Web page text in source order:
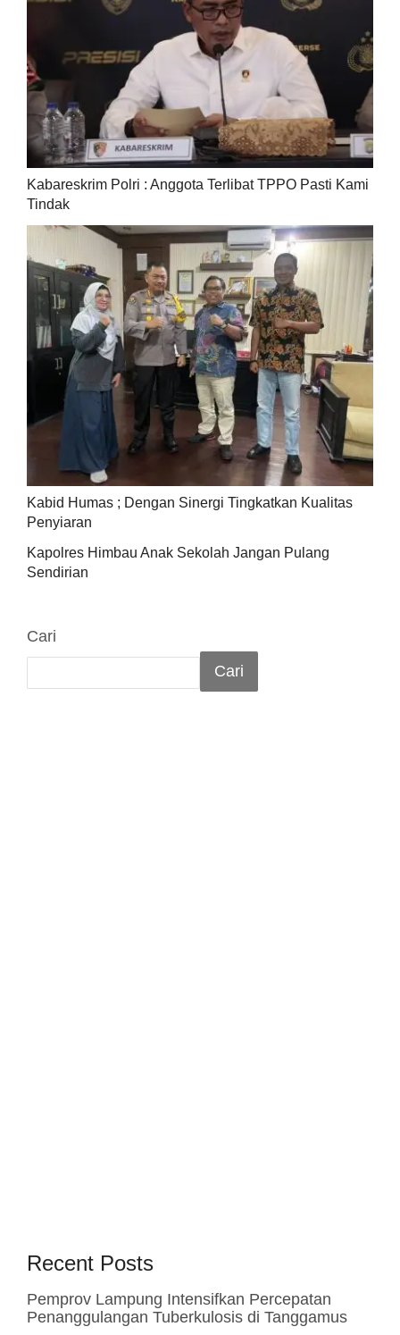
Kabareskrim Polri : Anggota Terlibat TPPO Pasti Kami
Tindak
Kabid Humas ; Dengan Sinergi Tingkatkan Kualitas
Penyiaran
Kapolres Himbau Anak Sekolah Jangan Pulang
Sendirian
Cari
Cari
Recent Posts
Pemprov Lampung Intensifkan Percepatan
Penanggulangan Tuberkulosis di Tanggamus